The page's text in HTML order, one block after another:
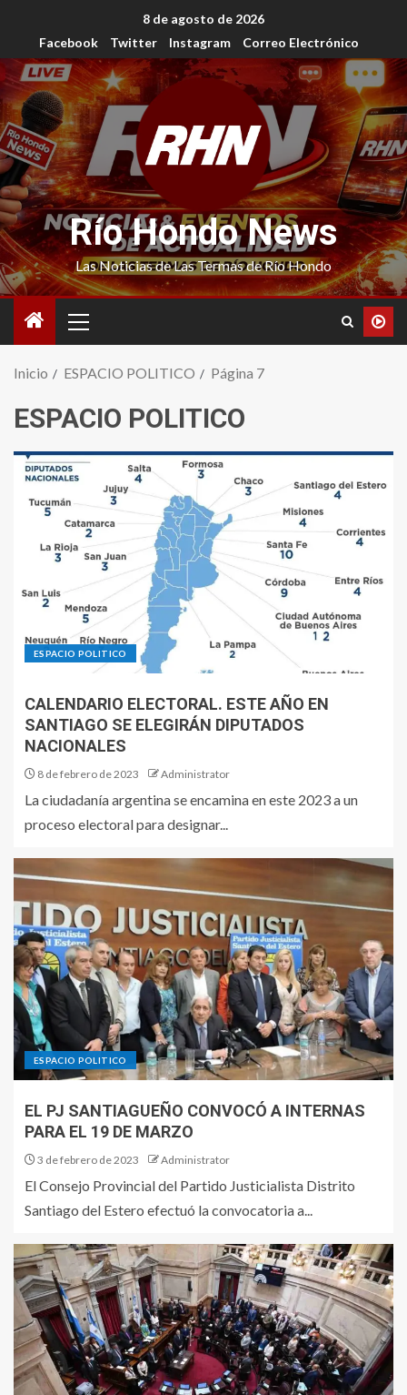
8 de agosto de 2026
Facebook
Twitter Instagram Correo Electrónico
Río Hondo News
Las Noticias de Las Termas de Río Hondo
Inicio ESPACIO POLITICO Página 7
ESPACIO POLITICO
ESPACIO POLITICO
CALENDARIO ELECTORAL. ESTE AÑO EN
SANTIAGO SE ELEGIRÁN DIPUTADOS
NACIONALES
8 de febrero de 2023 Administrator
La ciudadanía argentina se encamina en este 2023 a un
proceso electoral para designar...
ESPACIO POLITICO
EL PJ SANTIAGUEÑO CONVOCÓ A INTERNAS
PARA EL 19 DE MARZO
3 de febrero de 2023 Administrator
El Consejo Provincial del Partido Justicialista Distrito
Santiago del Estero efectuó la convocatoria a...